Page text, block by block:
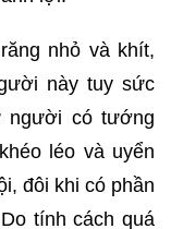
nhỏ và khít,
này tuy sức
người có tướng
léo và uyển
đôi khi có phần
tính cách quá